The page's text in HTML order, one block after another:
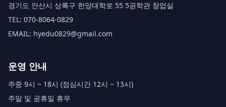
경기도 안산시 상록구 한양대학로 55 5공학관 창업실
TEL: 070-8064-0829
EMAIL: hyedu0829@gmail.com
운영 안내
주중 9시 ~ 18시 (점심시간 12시 ~ 13시)
주말 및 공휴일 휴무